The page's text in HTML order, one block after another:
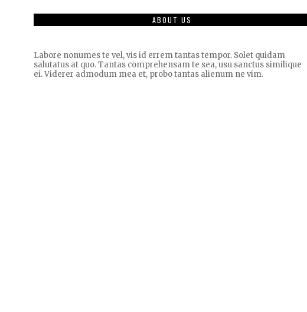
ABOUT US
Labore nonumes te vel, vis id errem tantas tempor. Solet quidam
salutatus at quo. Tantas comprehensam te sea, usu sanctus similique
ei. Viderer admodum mea et, probo tantas alienum ne vim.